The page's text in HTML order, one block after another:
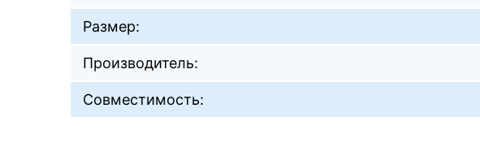
Размер:
Производитель:
Совместимость: